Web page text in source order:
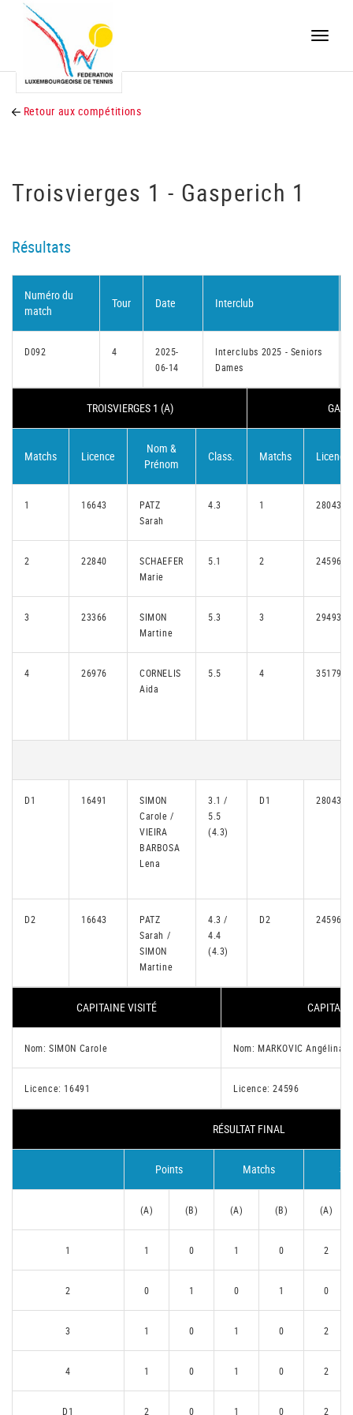
Toggle
Retour aux compétitions
Troisvierges 1 - Gasperich 1
Résultats
Numéro du
match
Tour Date Interclub
D092 4
2025-
06-14
Interclubs 2025 - Seniors
Dames
TROISVIERGES 1 (A)
Matchs Licence
Nom &
Prénom
Class. Matchs Licence
1 16643
PATZ
Sarah
4.3 1 28043
2 22840
SCHAEFER
Marie
5.1 2 24596
3 23366
SIMON
Martine
5.3 3 29493
4 26976
CORNELIS
Aida
5.5 4 35179
D1 16491
SIMON
Carole /
VIEIRA
BARBOSA
Lena
3.1 /
5.5
(4.3)
D1 28043
D2 16643
PATZ
Sarah /
SIMON
Martine
4.3 /
4.4
(4.3)
D2 24596
CAPITAINE VISITÉ
Nom: SIMON Carole Nom: MARKOVIC Angélina
Licence: 16491 Licence: 24596
RÉSULTAT FINAL
Points Matchs
(A) (B) (A) (B) (A)
1 1 0 1 0 2
2 0 1 0 1 0
3 1 0 1 0 2
4 1 0 1 0 2
D1 2 0 1 0 2